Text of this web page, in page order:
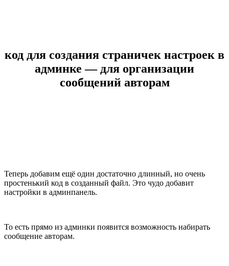
код для создания страничек настроек в
админке — для организации
сообщений авторам
Теперь добавим ещё один достаточно длинный, но очень
простенький код в созданный файл. Это чудо добавит
настройки в админпанель.
То есть прямо из админки появится возможность набирать
сообщение авторам.